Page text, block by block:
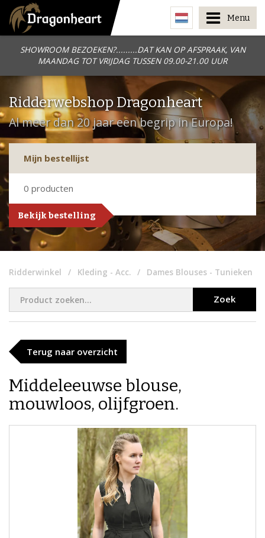
SHOWROOM BEZOEKEN?.........DAT KAN OP AFSPRAAK, VAN
MAANDAG TOT VRIJDAG TUSSEN 09.00-21.00 UUR
Menu
Ridderwebshop Dragonheart
Al meer dan 20 jaar een begrip in Europa!
Mijn bestellijst
0 producten
Bekijk bestelling
Ridderwinkel Kleding - Acc. Dames Blouses - Tunieken
Zoek
Terug naar overzicht
Middeleeuwse blouse,
mouwloos, olijfgroen.